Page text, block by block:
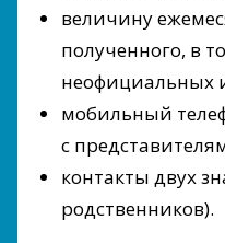
величину
полученного, в
неофициальных
мобильный
с
контакты двух
родственников).